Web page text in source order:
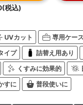
税込)
UVカット 専用ケー
イプ 詰替え用あり
くすみに効果的
すに 普段使いに